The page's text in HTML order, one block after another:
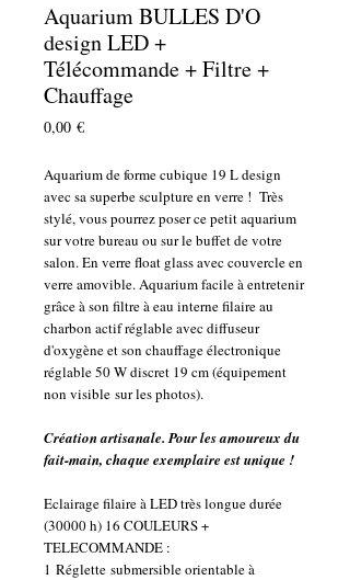
Aquarium BULLES D'O
design LED +
Télécommande + Filtre +
Chauffage
0,00 €Prix
Aquarium de forme cubique 19 L design
avec sa superbe sculpture en verre ! Très
stylé, vous pourrez poser ce petit aquarium
sur votre bureau ou sur le buffet de votre
salon. En verre float glass avec couvercle en
verre amovible. Aquarium facile à entretenir
grâce à son filtre à eau interne filaire au
charbon actif réglable avec diffuseur
d'oxygène et son chauffage électronique
réglable 50 W discret 19 cm (équipement
non visible sur les photos).
Création artisanale. Pour les amoureux du
fait-main, chaque exemplaire est unique !
Eclairage filaire à LED très longue durée
(30000 h) 16 COULEURS +
TELECOMMANDE :
1 Réglette submersible orientable à